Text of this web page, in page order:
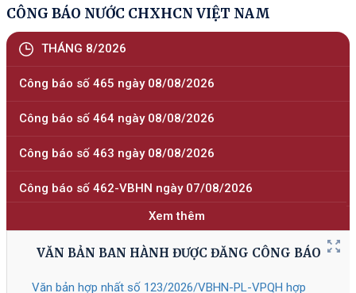
/NĐ-CP
05/08/2026
Nghị định số 118/2025/NĐ-CP ngày
09 tháng 6 năm 2025 của Chính phủ
cơ chế một cửa, một cửa liên thông
công quốc gia, được sửa đổi, bổ
sung bởi Nghị định số 367/2025/NĐ-
СР